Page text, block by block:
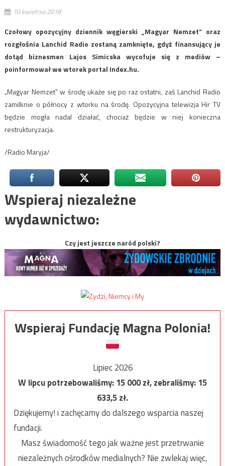
10 kwietnia 2018
Czołowy opozycyjny dziennik węgierski „Magyar Nemzet” oraz
rozgłośnia Lanchid Radio zostaną zamknięte, gdyż finansujący je
dotąd biznesmen Lajos Simicska wycofuje się z mediów –
poinformował we wtorek portal Index.hu.
„Magyar Nemzet” w środę ukaże się po raz ostatni, zaś Lanchid Radio
zamilknie o północy z wtorku na środę. Opozycyjna telewizja Hir TV
będzie mogła nadal działać, chociaż będzie w niej konieczna
restrukturyzacja.
/Radio Maryja/
Wspieraj niezależne
wydawnictwo:
Czy jest jeszcze naród polski?
Wspieraj Fundację Magna Polonia!
Lipiec 2026
W lipcu potrzebowaliśmy:15 000zł, zebraliśmy:15
633,5zł.
Dziękujemy! i zachęcamy do dalszego wsparcia naszej
fundacji.
Masz świadomość tego jak ważne jest przetrwanie
niezależnych ośrodków medialnych? Nie zwlekaj więc,